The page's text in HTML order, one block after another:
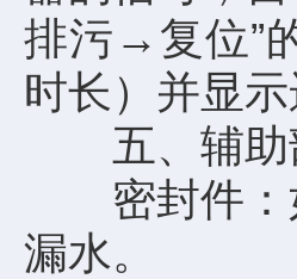
排污→复位”
时长）并显示
五、辅助
密封件：如
漏水。